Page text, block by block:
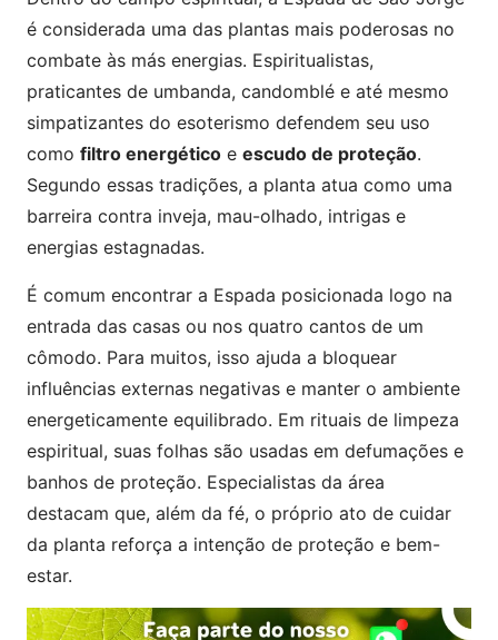
é considerada uma das plantas mais poderosas no
combate às más energias. Espiritualistas,
praticantes de umbanda, candomblé e até mesmo
simpatizantes do esoterismo defendem seu uso
como filtro energético e escudo de proteção.
Segundo essas tradições, a planta atua como uma
barreira contra inveja, mau-olhado, intrigas e
energias estagnadas.
É comum encontrar a Espada posicionada logo na
entrada das casas ou nos quatro cantos de um
cômodo. Para muitos, isso ajuda a bloquear
influências externas negativas e manter o ambiente
energeticamente equilibrado. Em rituais de limpeza
espiritual, suas folhas são usadas em defumações e
banhos de proteção. Especialistas da área
destacam que, além da fé, o próprio ato de cuidar
da planta reforça a intenção de proteção e bem-
estar.